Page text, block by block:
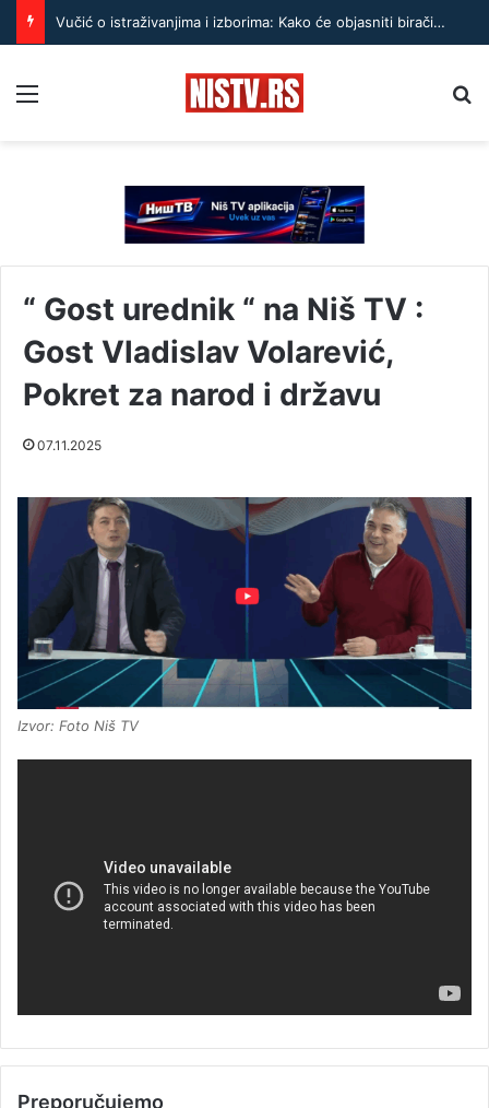
Vučić o istraživanjima i izborima: Kako će objasniti biračima ako izgube?
“ Gost urednik “ na Niš TV :
Gost Vladislav Volarević,
Pokret za narod i državu
07.11.2025
Izvor: Foto Niš TV
Preporučujemo